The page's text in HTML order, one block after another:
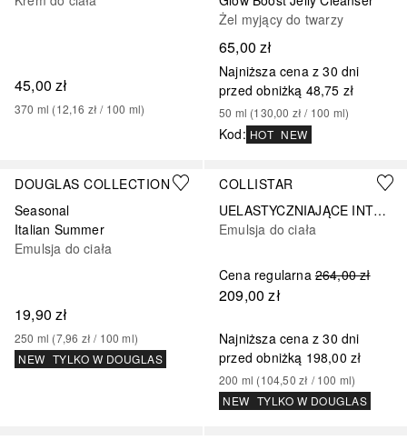
45,00 zł
370 ml (12,16 zł / 100 ml)
Żel myjący do twarzy
65,00 zł
Najniższa cena z 30 dni
przed obniżką 48,75 zł
50 ml (130,00 zł / 100 ml)
Kod: HOT NEW
DOUGLAS COLLECTION
Seasonal
Italian Summer
Emulsja do ciała
19,90 zł
250 ml (7,96 zł / 100 ml)
NEW TYLKO W DOUGLAS
COLLISTAR
UELASTYCZNIAJĄCE INTENSYWNIE UJĘDRNIAJĄCE SUPERSERUM DO CIAŁA
Emulsja do ciała
Cena regularna 264,00 zł
209,00 zł
Najniższa cena z 30 dni
przed obniżką 198,00 zł
200 ml (104,50 zł / 100 ml)
NEW TYLKO W DOUGLAS